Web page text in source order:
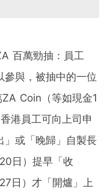
百萬勁抽：員工
參與，被抽中的一位
Coin（等如現金1
港員工可向上司申
」或「晚歸」自製長
日）提早「收
日）才「開爐」上